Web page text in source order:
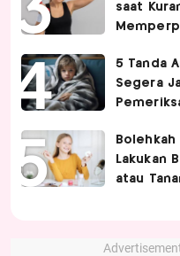
saat
5 Tanda
Segera
Bolehkah
Lakukan
atau